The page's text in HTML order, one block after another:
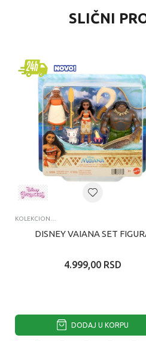
SLIČNI
KOLEKCIONARSKE FIGURE I SETOVI
DISNEY VAIANA SET
4.999,00 RSD
DODAJ U KORPU